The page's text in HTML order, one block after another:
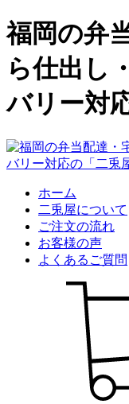
福岡の弁
ら仕出し
バリー対
ホーム
二兎屋について
ご注文の流れ
お客様の声
よくあるご質問